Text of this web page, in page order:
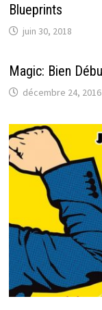
Blueprints
juin 30, 2018
Magic: Bien
décembre 24, 2016